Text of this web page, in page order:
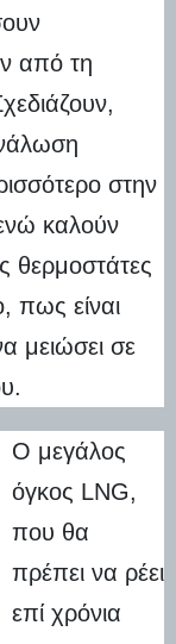
από τη
στην
ενώ καλούν
θερμοστάτες
πως είναι
μειώσει σε
Ο μεγάλος
όγκος LNG,
που θα
πρέπει να ρέει
επί χρόνια